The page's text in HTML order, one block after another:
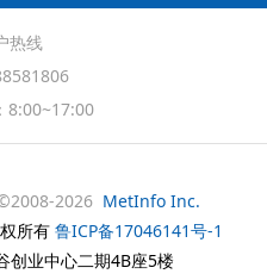
热线
8:00~17:00
2026 MetInfo Inc.
所有 鲁ICP备17046141号-1
创业中心二期4B座5楼